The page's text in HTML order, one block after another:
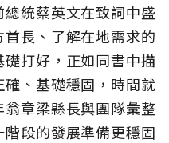
統蔡英文在致詞中盛
長、了解在地需求的
打好，正如同書中描
、基礎穩固，時間就
章梁縣長與團隊彙整
段的發展準備更穩固